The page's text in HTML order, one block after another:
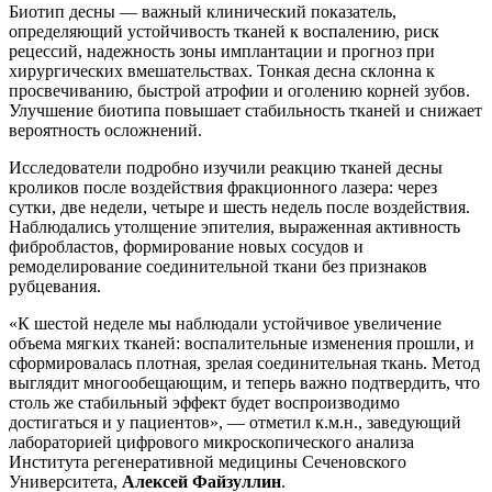
Биотип десны — важный клинический показатель,
определяющий устойчивость тканей к воспалению, риск
рецессий, надежность зоны имплантации и прогноз при
хирургических вмешательствах. Тонкая десна склонна к
просвечиванию, быстрой атрофии и оголению корней зубов.
Улучшение биотипа повышает стабильность тканей и снижает
вероятность осложнений.
Исследователи подробно изучили реакцию тканей десны
кроликов после воздействия фракционного лазера: через
сутки, две недели, четыре и шесть недель после воздействия.
Наблюдались утолщение эпителия, выраженная активность
фибробластов, формирование новых сосудов и
ремоделирование соединительной ткани без признаков
рубцевания.
«К шестой неделе мы наблюдали устойчивое увеличение
объема мягких тканей: воспалительные изменения прошли, и
сформировалась плотная, зрелая соединительная ткань. Метод
выглядит многообещающим, и теперь важно подтвердить, что
столь же стабильный эффект будет воспроизводимо
достигаться и у пациентов», — отметил к.м.н., заведующий
лабораторией цифрового микроскопического анализа
Института регенеративной медицины Сеченовского
Университета, Алексей Файзуллин.